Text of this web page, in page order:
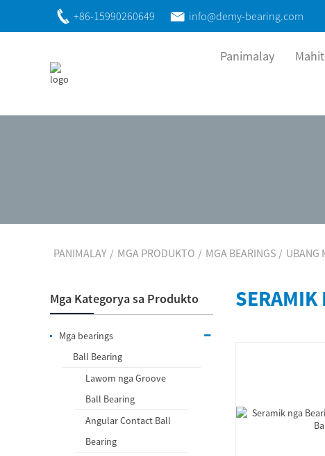
+86-15990260649 info@demy-bearing.com
Panimalay
PANIMALAY MGA PRODUKTO MGA BEARINGS UBANG
Mga Kategorya sa Produkto
Mga bearings
Ball Bearing
Lawom nga Groove
Ball Bearing
Angular Contact Ball
Bearing
SERAMIK